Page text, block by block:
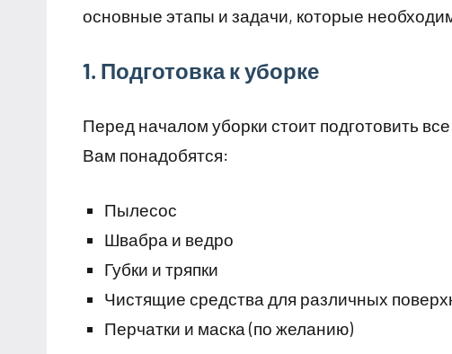
основные этапы и задачи, которые
1. Подготовка к уборке
Перед началом уборки стоит подготовить
Вам понадобятся:
Пылесос
Швабра и ведро
Губки и тряпки
Чистящие средства для различных
Перчатки и маска (по желанию)